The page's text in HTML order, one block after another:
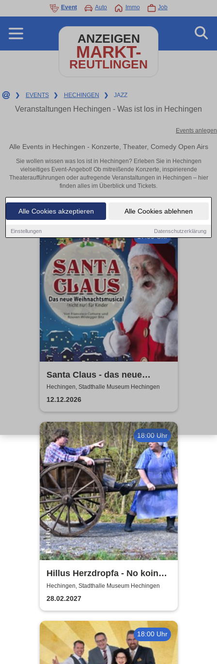
Alle Cookies akzeptieren Alle Cookies ablehnen
Einstellungen Datenschutzerklärung
Event Auto Immo Job
ANZEIGEN
MARKT-
REUTLINGEN
❯ EVENTS ❯ HECHINGEN ❯ JAZZ
Veranstaltungen Hechingen - Was ist los in Hechingen
Events anlegen
Alle Events in Hechingen - Konzerte, Theater, Comedy Open Airs
Sie wollen wissen was los ist in Hechingen? Erleben Sie in Hechingen
vielseitiges Event-Angebot! Ob mitreißende Konzerte, inspirierende
Theateraufführungen oder aufregende Veranstaltungen in Hechingen – hier
finden alles im Überblick und Tickets.
17:00 Uhr
Santa Claus - das neue
Weihnachtsmusical (nicht
nur) für Kinder
Hechingen, Stadthalle Museum Hechingen
12.12.2026
18:00 Uhr
Hillus Herzdropfa - No koin
Domma an Deixl!
Hechingen, Stadthalle Museum Hechingen
28.02.2027
18:00 Uhr